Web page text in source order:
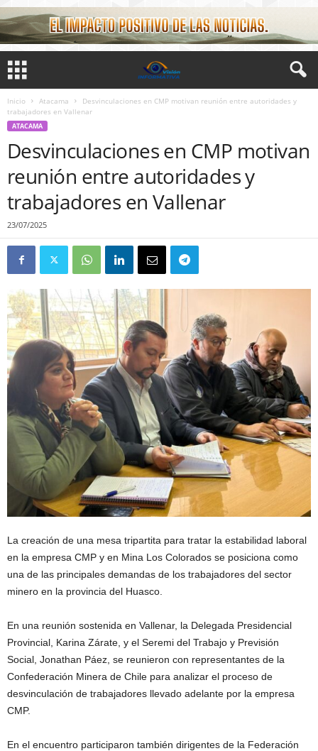
Inicio Atacama
Desvinculaciones en CMP motivan reunión entre autoridades y
trabajadores en Vallenar
ATACAMA
Desvinculaciones en CMP motivan
reunión entre autoridades y
trabajadores en Vallenar
23/07/2025
La creación de una mesa tripartita para tratar la estabilidad laboral
en la empresa CMP y en Mina Los Colorados se posiciona como
una de las principales demandas de los trabajadores del sector
minero en la provincia del Huasco.
En una reunión sostenida en Vallenar, la Delegada Presidencial
Provincial, Karina Zárate, y el Seremi del Trabajo y Previsión
Social, Jonathan Páez, se reunieron con representantes de la
Confederación Minera de Chile para analizar el proceso de
desvinculación de trabajadores llevado adelante por la empresa
CMP.
En el encuentro participaron también dirigentes de la Federación